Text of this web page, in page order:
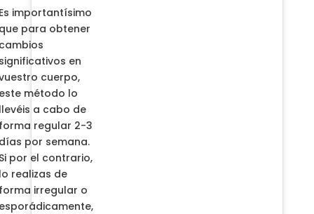
importantísimo
para obtener
en
cuerpo,
método lo
a cabo de
regular 2-3
por semana.
por el contrario,
realizas de
irregular o